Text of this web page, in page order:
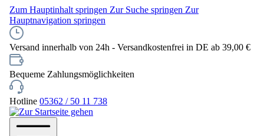
Zum Hauptinhalt springen Zur Suche springen Zur
Hauptnavigation springen
Versand innerhalb von 24h - Versandkostenfrei in DE ab 39,00 €
Bequeme Zahlungsmöglichkeiten
Hotline 05362 / 50 11 738